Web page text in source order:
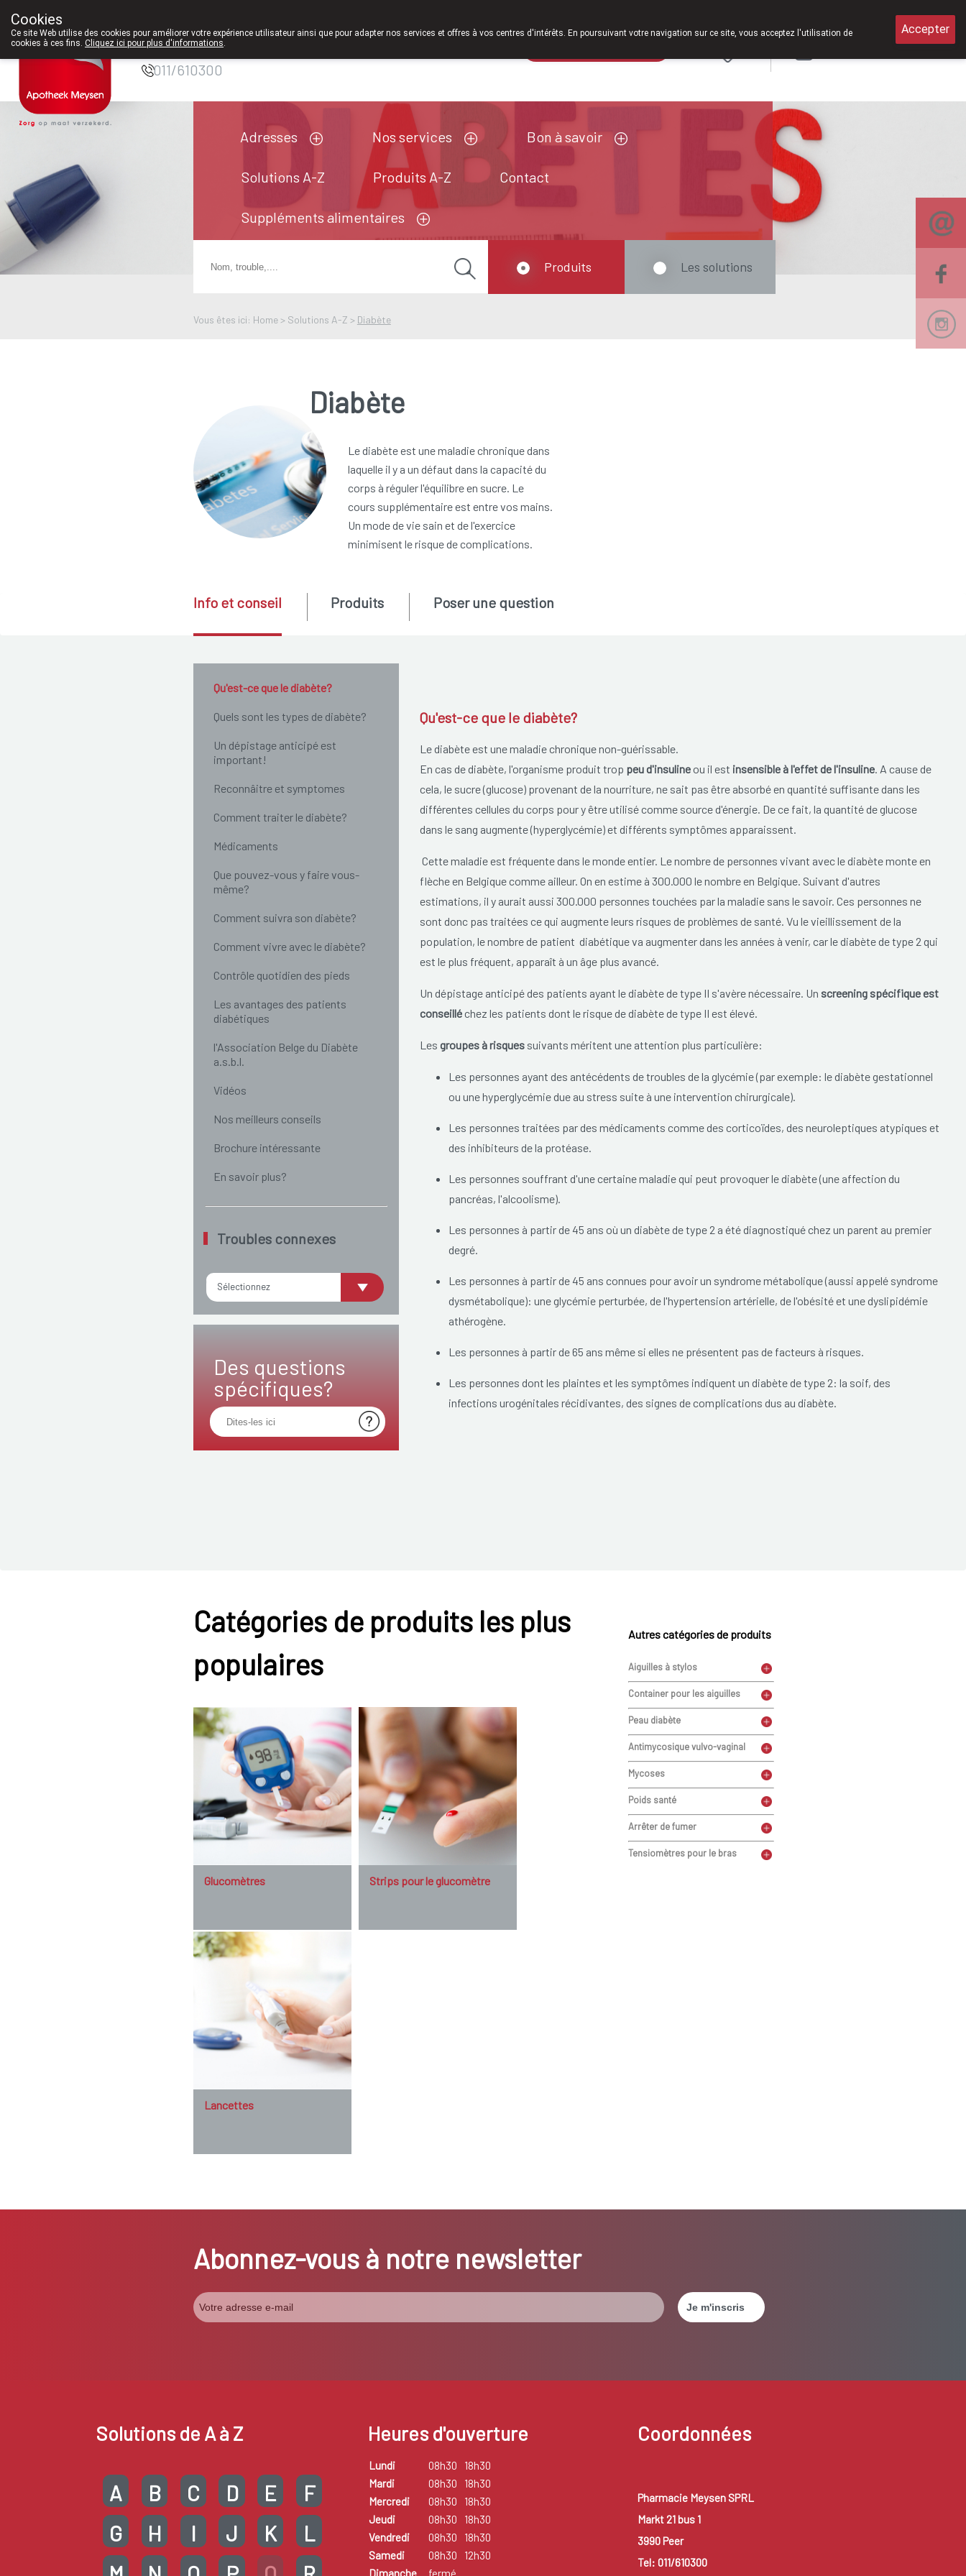
Pharmacie Meysen
SPRL
011/610300
Adresses Nos services Bon à savoir
Solutions A-Z Produits A-Z Contact
Suppléments alimentaires
Vous êtes ici: Home > Solutions A-Z > Diabète
Produits Les solutions
Diabète
Le diabète est une maladie chronique dans
laquelle il y a un défaut dans la capacité du
corps à réguler l'équilibre en sucre. Le
cours supplémentaire est entre vos mains.
Un mode de vie sain et de l'exercice
minimisent le risque de complications.
Qu'est-ce que le diabète?
Quels sont les types de diabète?
Un dépistage anticipé est
important!
Reconnâitre et symptomes
Comment traiter le diabète?
Médicaments
Que pouvez-vous y faire vous-
même?
Comment suivra son diabète?
Comment vivre avec le diabète?
Contrôle quotidien des pieds
Les avantages des patients
diabétiques
l'Association Belge du Diabète
a.s.b.l.
Vidéos
Nos meilleurs conseils
Brochure intéressante
En savoir plus?
Troubles connexes
Sélectionnez
Des questions
spécifiques?
Info et conseil Produits Poser une question
Qu'est-ce que le diabète?
Le diabète est une maladie chronique non-guérissable.
En cas de diabète, l'organisme produit trop peu d'insulineou il est insensible à l'effet de l'insuline. A cause de
cela, le sucre (glucose) provenant de la nourriture, ne sait pas être absorbé en quantité suffisante dans les
différentes cellules du corps pour y être utilisé comme source d'énergie. De ce fait, la quantité de glucose
dans le sang augmente (hyperglycémie) et différents symptômes apparaissent.
Cette maladie est fréquente dans le monde entier. Le nombre de personnes vivant avec le diabète monte en
flèche en Belgique comme ailleur. On en estime à 300.000 le nombre en Belgique. Suivant d'autres
estimations, il y aurait aussi 300.000 personnes touchées par la maladie sans le savoir. Ces personnes ne
sont donc pas traitées ce qui augmente leurs risques de problèmes de santé. Vu le vieillissement de la
population, le nombre de patient diabétique va augmenter dans les années à venir, car le diabète de type 2 qui
est le plus fréquent, apparaît à un âge plus avancé.
Un dépistage anticipé des patients ayant le diabète de type II s'avère nécessaire. Un screening spécifique est
conseilléchez les patients dont le risque de diabète de type II est élevé.
Les groupes à risquessuivants méritent une attention plus particulière:
Les personnes ayant des antécédents de troubles de la glycémie (par exemple: le diabète gestationnel
ou une hyperglycémie due au stress suite à une intervention chirurgicale).
Les personnes traitées par des médicaments comme des corticoïdes, des neuroleptiques atypiques et
des inhibiteurs de la protéase.
Les personnes souffrant d'une certaine maladie qui peut provoquer le diabète (une affection du
pancréas, l'alcoolisme).
Les personnes à partir de 45 ans où un diabète de type 2 a été diagnostiqué chez un parent au premier
degré.
Les personnes à partir de 45 ans connues pour avoir un syndrome métabolique (aussi appelé syndrome
dysmétabolique): une glycémie perturbée, de l'hypertension artérielle, de l'obésité et une dyslipidémie
athérogène.
Les personnes à partir de 65 ans même si elles ne présentent pas de facteurs à risques.
Les personnes dont les plaintes et les symptômes indiquent un diabète de type 2: la soif, des
infections urogénitales récidivantes, des signes de complications dus au diabète.
Catégories de produits les plus
populaires
Glucomètres Strips pour le glucomètre
Lancettes
Autres catégories de produits
Aiguilles à stylos
Container pour les aiguilles
Peau diabète
Antimycosique vulvo-vaginal
Mycoses
Poids santé
Arrêter de fumer
Tensiomètres pour le bras
Abonnez-vous à notre newsletter
Solutions de A à Z
A B C D E
F
G
H I J K
L
Heures d'ouverture
Lundi 08h30
18h30
Mardi
08h30
18h30
Mercredi
08h30
18h30
Jeudi
08h30
18h30
Vendredi
08h30
18h30
Samedi
08h30
12h30
Dimanche
fermé
Coordonnées
Pharmacie Meysen SPRL
Markt 21 bus 1
3990 Peer
Tel: 011/610300
Cookies
Ce site Web utilise des cookies pour améliorer votre expérience utilisateur ainsi que pour adapter nos services et offres à vos centres d'intérêts. En poursuivant votre navigation sur ce site, vous acceptez l'utilisation de
cookies à ces fins. Cliquez ici pour plus d'informations.
Accepter